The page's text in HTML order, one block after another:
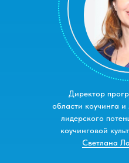
Директор
области коучинга
лидерского
коучинговой
Светлана